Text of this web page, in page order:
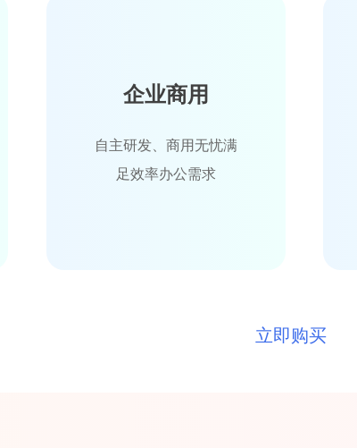
企业商用
自主研发、商用无忧满
足效率办公需求
立即购买